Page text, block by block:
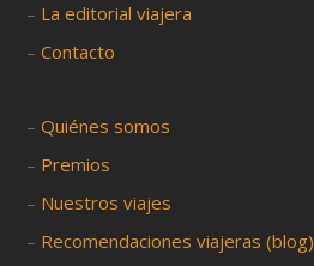
– La editorial viajera
–Contacto
–Quiénes somos
– Premios
– Nuestros viajes
– Recomendaciones viajeras (blog)